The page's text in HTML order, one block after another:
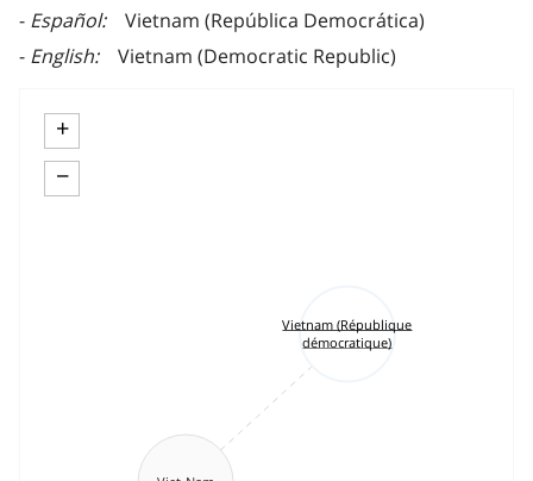
Español
Vietnam (República Democrática)
English
Vietnam (Democratic Republic)
+
−
Vietnam (République
démocratique)